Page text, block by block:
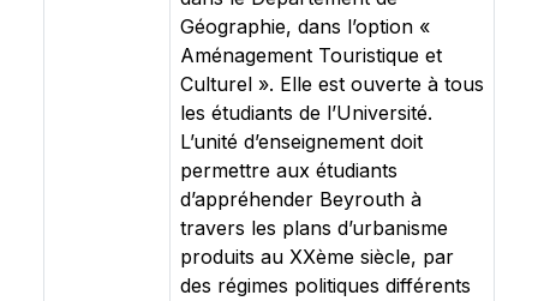
Géographie, dans l’option «
Aménagement Touristique et
Culturel ». Elle est ouverte à tous
les étudiants de l’Université.
L’unité d’enseignement doit
permettre aux étudiants
d’appréhender Beyrouth à
travers les plans d’urbanisme
produits au XXème siècle, par
des régimes politiques différents